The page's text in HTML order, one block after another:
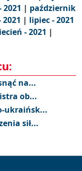
| październik
| lipiec - 2021
- 2021 |
na...
ob...
ukraińsk...
sił...